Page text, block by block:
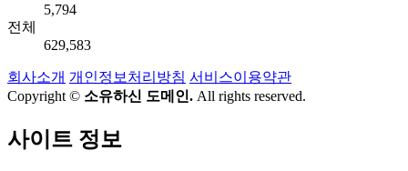
5,794
전체
629,583
회사소개 개인정보처리방침 서비스이용약관
Copyright © 소유하신 도메인. All rights reserved.
사이트 정보